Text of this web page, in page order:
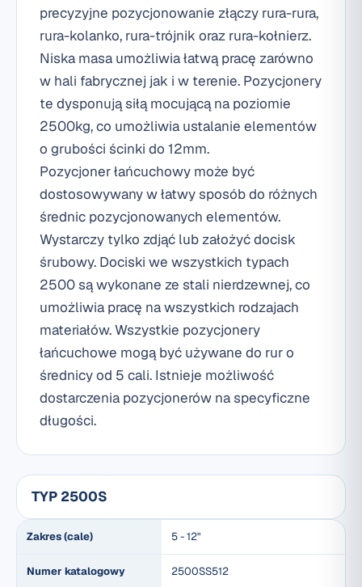
precyzyjne pozycjonowanie złączy rura-rura,
rura-kolanko, rura-trójnik oraz rura-kołnierz.
Niska masa umożliwia łatwą pracę zarówno
w hali fabrycznej jak i w terenie. Pozycjonery
te dysponują siłą mocującą na poziomie
2500kg, co umożliwia ustalanie elementów
o grubości ścinki do 12mm.
Pozycjoner łańcuchowy może być
dostosowywany w łatwy sposób do różnych
średnic pozycjonowanych elementów.
Wystarczy tylko zdjąć lub założyć docisk
śrubowy. Dociski we wszystkich typach
2500 są wykonane ze stali nierdzewnej, co
umożliwia pracę na wszystkich rodzajach
materiałów. Wszystkie pozycjonery
łańcuchowe mogą być używane do rur o
średnicy od 5 cali. Istnieje możliwość
dostarczenia pozycjonerów na specyficzne
długości.
TYP 2500S
Zakres (cale) 5 - 12"
Numer katalogowy 2500SS512